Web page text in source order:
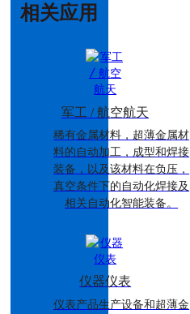
相关应用
军工 / 航空航天
稀有金属材料，超薄金属材
料的自动加工，成型和焊接
装备，以及该材料在负压，
真空条件下的自动化焊接及
相关自动化智能装备。
仪器仪表
仪表产品生产设备和超薄金